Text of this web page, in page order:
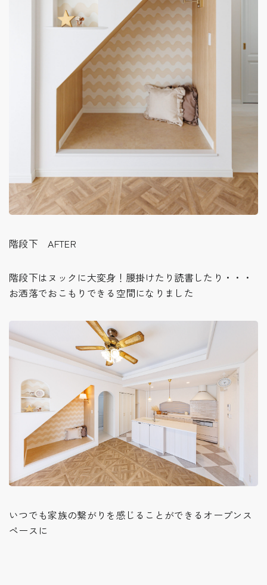
階段下 AFTER
階段下はヌックに大変身！腰掛けたり読書したり・・・
お洒落でおこもりできる空間になりました
いつでも家族の繋がりを感じることができるオープンス
ペースに